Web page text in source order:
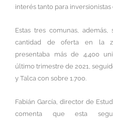
interés tanto para
Estas tres comunas,
cantidad de oferta en la
presentaba más de 4.400
último trimestre de 2021,
y Talca con sobre 1.700.
Fabián García, director de
comenta que esta